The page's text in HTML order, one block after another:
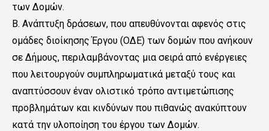
των Δομών.
Β. Ανάπτυξη δράσεων, που απευθύνονται αφενός στις
ομάδες διοίκησης Έργου (ΟΔΕ) των δομών που ανήκουν
σε Δήμους, περιλαμβάνοντας μια σειρά από ενέργειες
που λειτουργούν συμπληρωματικά μεταξύ τους και
αναπτύσσουν έναν ολιστικό τρόπο αντιμετώπισης
προβλημάτων και κινδύνων που πιθανώς ανακύπτουν
κατά την υλοποίηση του έργου των Δομών.